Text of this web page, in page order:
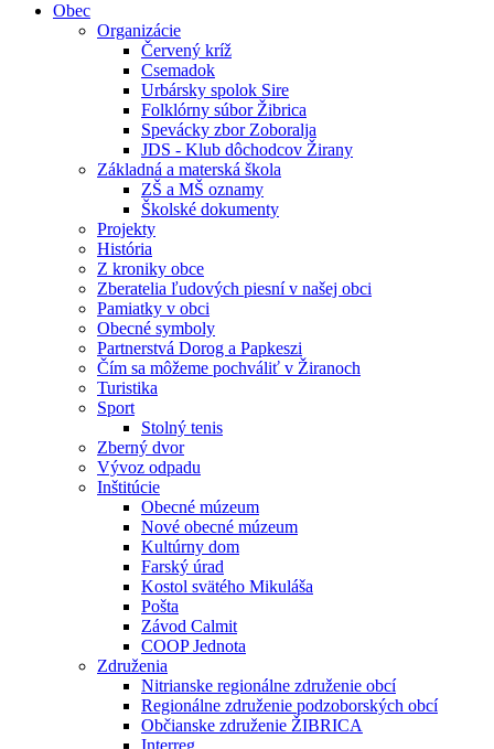
Obec
Organizácie
Červený kríž
Csemadok
Urbársky spolok Sire
Folklórny súbor Žibrica
Spevácky zbor Zoboralja
JDS - Klub dôchodcov Žirany
Základná a materská škola
ZŠ a MŠ oznamy
Školské dokumenty
Projekty
História
Z kroniky obce
Zberatelia ľudových piesní v našej obci
Pamiatky v obci
Obecné symboly
Partnerstvá Dorog a Papkeszi
Čím sa môžeme pochváliť v Žiranoch
Turistika
Sport
Stolný tenis
Zberný dvor
Vývoz odpadu
Inštitúcie
Obecné múzeum
Nové obecné múzeum
Kultúrny dom
Farský úrad
Kostol svätého Mikuláša
Pošta
Závod Calmit
COOP Jednota
Združenia
Nitrianske regionálne združenie obcí
Regionálne združenie podzoborských obcí
Občianske združenie ŽIBRICA
Interreg